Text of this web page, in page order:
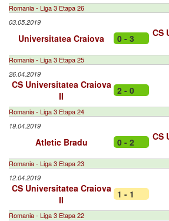
Romania - Liga 3 Etapa 26
03.05.2019
Universitatea Craiova 0 - 3
CS
Romania - Liga 3 Etapa 25
26.04.2019
CS Universitatea Craiova
II
2 - 0
Romania - Liga 3 Etapa 24
19.04.2019
Atletic Bradu 0 - 2
CS
Romania - Liga 3 Etapa 23
12.04.2019
CS Universitatea Craiova
II
1 - 1
Romania - Liga 3 Etapa 22